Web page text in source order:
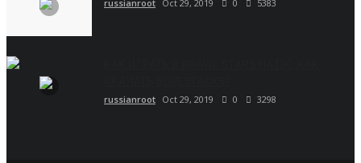
russianroot Oct 29, 2019 0 5383
russianroot Oct 29, 2019 0 3298